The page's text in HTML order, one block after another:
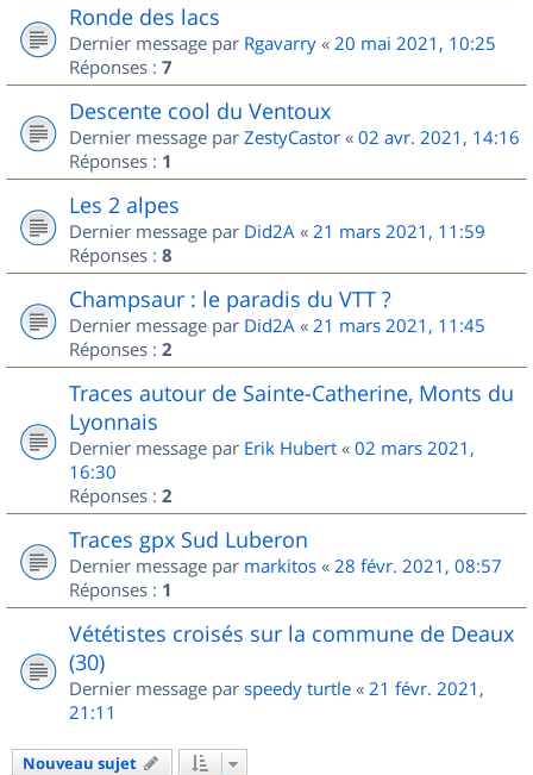
Ronde des lacs
Dernier message par Rgavarry « 20 mai 2021, 10:25
Réponses : 7
Descente cool du Ventoux
Dernier message par ZestyCastor « 02 avr. 2021, 14:16
Réponses : 1
Les 2 alpes
Dernier message par Did2A « 21 mars 2021, 11:59
Réponses : 8
Champsaur : le paradis du VTT ?
Dernier message par Did2A « 21 mars 2021, 11:45
Réponses : 2
Traces autour de Sainte-Catherine, Monts du
Lyonnais
Dernier message par Erik Hubert « 02 mars 2021,
16:30
Réponses : 2
Traces gpx Sud Luberon
Dernier message par markitos « 28 févr. 2021, 08:57
Réponses : 1
Vététistes croisés sur la commune de Deaux
(30)
Dernier message par speedy turtle « 21 févr. 2021,
21:11
Nouveau sujet